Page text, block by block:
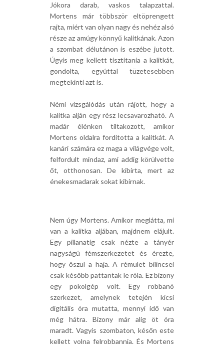
Jókora darab, vaskos talapzattal.
Mortens már többször eltöprengett
rajta, miért van olyan nagy és nehéz alsó
része az amúgy könnyű kalitkának. Azon
a szombat délutánon is eszébe jutott.
Úgyis meg kellett tisztítania a kalitkát,
gondolta, egyúttal tüzetesebben
megtekinti azt is.
Némi vizsgálódás után rájött, hogy a
kalitka alján egy rész lecsavarozható. A
madár élénken tiltakozott, amikor
Mortens oldalra fordította a kalitkát. A
kanári számára ez maga a világvége volt,
felfordult mindaz, ami addig körülvette
őt, otthonosan. De kibírta, mert az
énekesmadarak sokat kibírnak.
Nem úgy Mortens. Amikor meglátta, mi
van a kalitka aljában, majdnem elájult.
Egy pillanatig csak nézte a tányér
nagyságú fémszerkezetet és érezte,
hogy őszül a haja. A rémület bilincsei
csak később pattantak le róla. Ez bizony
egy pokolgép volt. Egy robbanó
szerkezet, amelynek tetején kicsi
digitális óra mutatta, mennyi idő van
még hátra. Bizony már alig öt óra
maradt. Vagyis szombaton, későn este
kellett volna felrobbannia. És Mortens